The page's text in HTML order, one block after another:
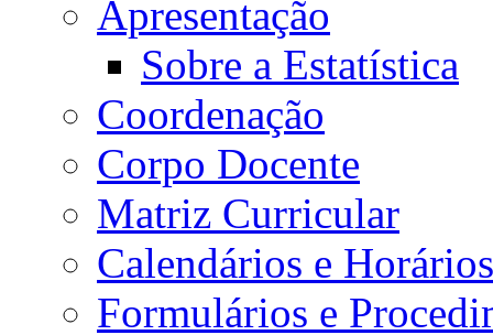
Apresentação
Sobre a Estatística
Coordenação
Corpo Docente
Matriz Curricular
Calendários e Horários
Formulários e